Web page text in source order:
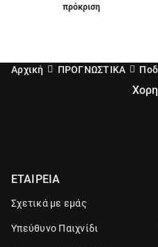
πρόκριση
Αρχική ΠΡΟΓΝΩΣΤΙΚΑ
ΕΤΑΙΡΕΙΑ
Σχετικά με εμάς
Υπεύθυνο Παιχνίδι